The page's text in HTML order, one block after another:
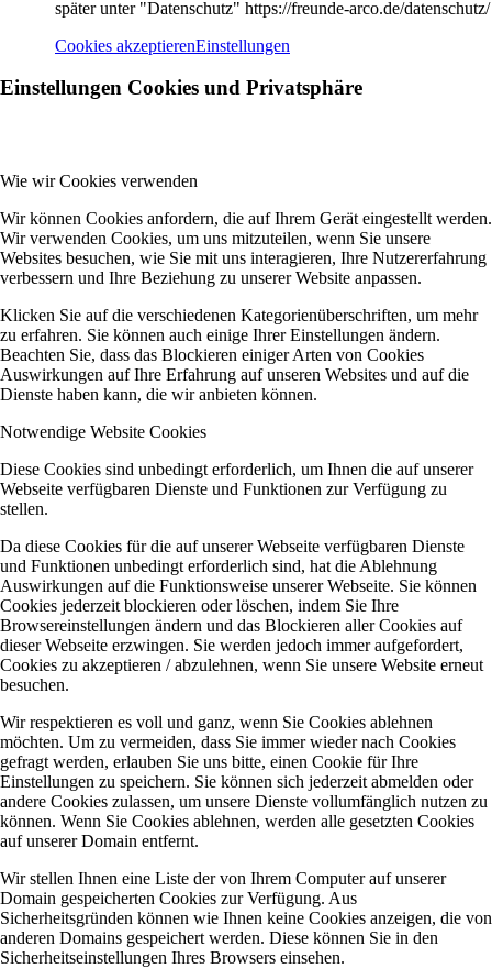
später unter "Datenschutz" https://freunde-arco.de/datenschutz/
Cookies akzeptierenEinstellungen
Einstellungen Cookies und Privatsphäre
Wie wir Cookies verwenden
Wir können Cookies anfordern, die auf Ihrem Gerät eingestellt werden.
Wir verwenden Cookies, um uns mitzuteilen, wenn Sie unsere
Websites besuchen, wie Sie mit uns interagieren, Ihre Nutzererfahrung
verbessern und Ihre Beziehung zu unserer Website anpassen.
Klicken Sie auf die verschiedenen Kategorienüberschriften, um mehr
zu erfahren. Sie können auch einige Ihrer Einstellungen ändern.
Beachten Sie, dass das Blockieren einiger Arten von Cookies
Auswirkungen auf Ihre Erfahrung auf unseren Websites und auf die
Dienste haben kann, die wir anbieten können.
Notwendige Website Cookies
Diese Cookies sind unbedingt erforderlich, um Ihnen die auf unserer
Webseite verfügbaren Dienste und Funktionen zur Verfügung zu
stellen.
Da diese Cookies für die auf unserer Webseite verfügbaren Dienste
und Funktionen unbedingt erforderlich sind, hat die Ablehnung
Auswirkungen auf die Funktionsweise unserer Webseite. Sie können
Cookies jederzeit blockieren oder löschen, indem Sie Ihre
Browsereinstellungen ändern und das Blockieren aller Cookies auf
dieser Webseite erzwingen. Sie werden jedoch immer aufgefordert,
Cookies zu akzeptieren / abzulehnen, wenn Sie unsere Website erneut
besuchen.
Wir respektieren es voll und ganz, wenn Sie Cookies ablehnen
möchten. Um zu vermeiden, dass Sie immer wieder nach Cookies
gefragt werden, erlauben Sie uns bitte, einen Cookie für Ihre
Einstellungen zu speichern. Sie können sich jederzeit abmelden oder
andere Cookies zulassen, um unsere Dienste vollumfänglich nutzen zu
können. Wenn Sie Cookies ablehnen, werden alle gesetzten Cookies
auf unserer Domain entfernt.
Wir stellen Ihnen eine Liste der von Ihrem Computer auf unserer
Domain gespeicherten Cookies zur Verfügung. Aus
Sicherheitsgründen können wie Ihnen keine Cookies anzeigen, die von
anderen Domains gespeichert werden. Diese können Sie in den
Sicherheitseinstellungen Ihres Browsers einsehen.